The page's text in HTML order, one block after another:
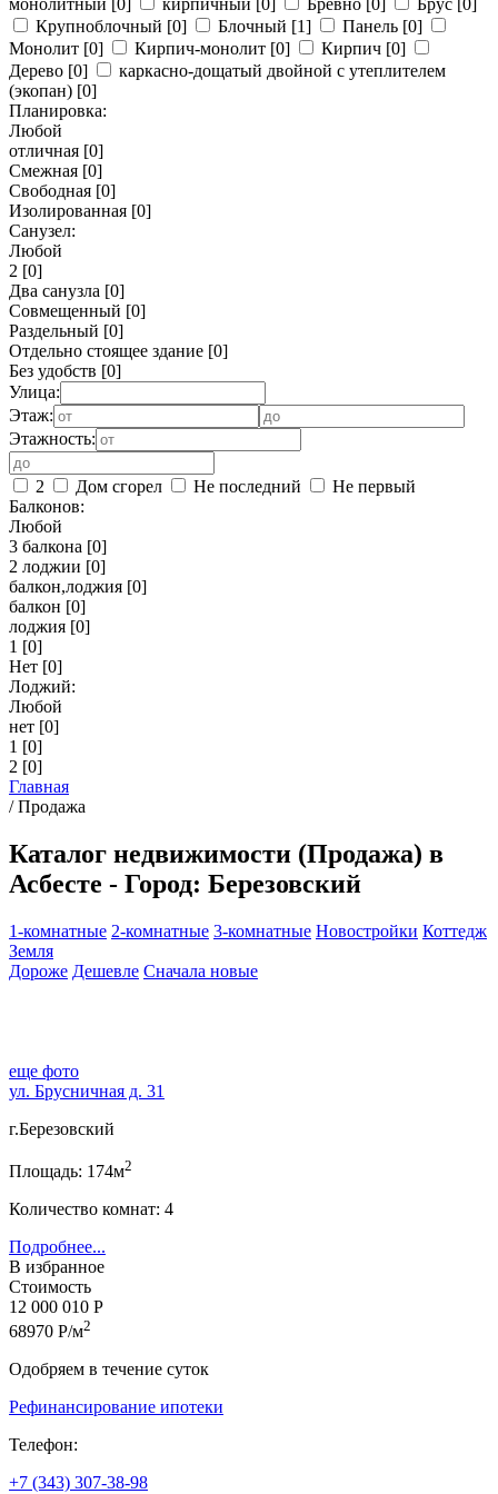
монолитный [0] кирпичный [0] Бревно [0] Брус [0]
Крупноблочный [0] Блочный [1] Панель [0]
Монолит [0] Кирпич-монолит [0] Кирпич [0]
Дерево [0]
каркасно-дощатый двойной с утеплителем
(экопан) [0]
Планировка:
Любой
отличная [0]
Смежная [0]
Свободная [0]
Изолированная [0]
Санузел:
Любой
2 [0]
Два санузла [0]
Совмещенный [0]
Раздельный [0]
Отдельно стоящее здание [0]
Без удобств [0]
Улица:
Этаж:
Этажность:
2 Дом сгорел Не последний
Не первый
Балконов:
Любой
3 балкона [0]
2 лоджии [0]
балкон,лоджия [0]
балкон [0]
лоджия [0]
1 [0]
Нет [0]
Лоджий:
Любой
нет [0]
1 [0]
2 [0]
Главная
/Продажа
Каталог недвижимости (Продажа) в
Асбесте - Город: Березовский
1-комнатные 2-комнатные 3-комнатные Новостройки Коттедж
Земля
Дороже Дешевле Сначала новые
еще фото
ул. Брусничная д. 31
г.Березовский
Площадь: 174м2
Количество комнат: 4
Подробнее...
В избранное
Стоимость
12 000 010 Р
68970 Р/м2
Одобряем в течение суток
Рефинансирование ипотеки
Телефон:
+7 (343) 307-38-98